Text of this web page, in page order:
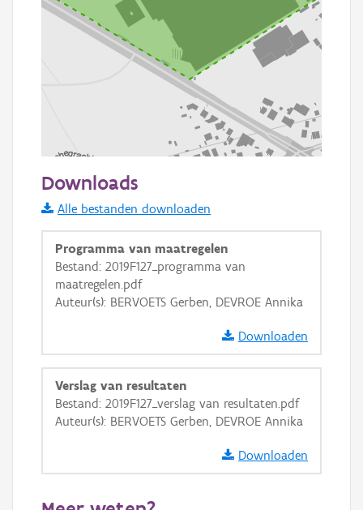
Informatie Vlaanderen
i
+ −
Basis Lagen
Ortho
Downloads
Alle bestanden downloaden
Programma van maatregelen
Bestand: 2019F127_programma van
maatregelen.pdf
Auteur(s): BERVOETS Gerben, DEVROE Annika
Downloaden
Verslag van resultaten
Bestand: 2019F127_verslag van resultaten.pdf
Auteur(s): BERVOETS Gerben, DEVROE Annika
Downloaden